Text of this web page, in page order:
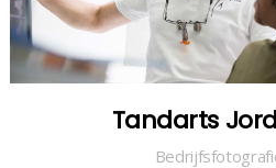
Tandarts